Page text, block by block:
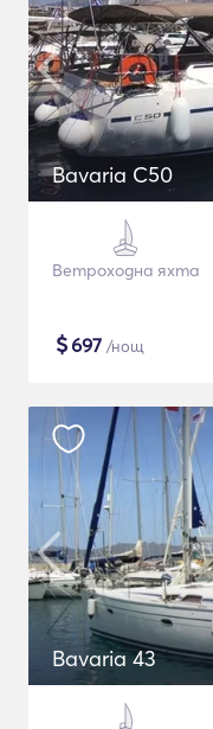
Bavaria C50
Ветроходна яхта
$697 /нощ
Bavaria 43